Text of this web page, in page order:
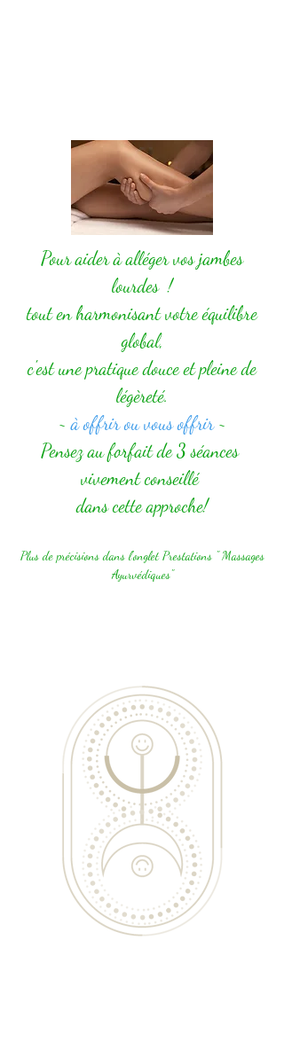
Pour aider à alléger vos jambes
lourdes !
tout en harmonisant votre équilibre
global,
c'est une pratique douce et pleine de
légèreté.
~à offrir ou vous offrir~
Pensez au forfait de 3 séances
vivement conseillé
dans cette approche!
Plus de précisions dans l'onglet Prestations " Massages
Ayurvédiques"